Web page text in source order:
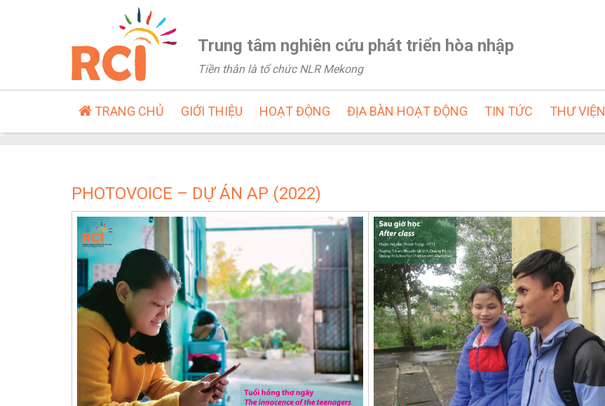
Trung tâm nghiên cứu phát triển hòa nhập
Tiền thân là tổ chức NLR Mekong
TRANG CHỦ GIỚI THIỆU HOẠT ĐỘNG ĐỊA BÀN HOẠT ĐỘNG TIN TỨC THƯ VIỆN
PHOTOVOICE – DỰ ÁN AP (2022)